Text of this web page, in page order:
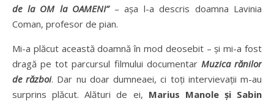
de la OM la OAMENI”– așa l-a descris doamna Lavinia
Coman, profesor de pian.
Mi-a plăcut această doamnă în mod deosebit – și mi-a fost
dragă pe tot parcursul filmului documentar Muzica rănilor
de război. Dar nu doar dumneaei, ci toți intervievații m-au
surprins plăcut. Alături de ei, Marius Manole și Sabin